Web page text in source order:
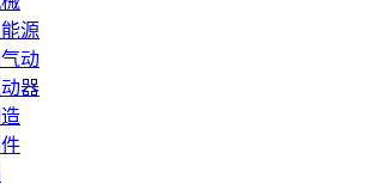
源
动
器